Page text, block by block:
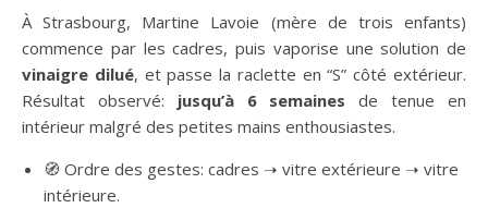
À Strasbourg, Martine Lavoie (mère de trois enfants)
commence par les cadres, puis vaporise une solution de
vinaigre dilué, et passe la raclette en “S” côté extérieur.
Résultat observé: jusqu’à 6 semaines de tenue en
intérieur malgré des petites mains enthousiastes.
🧭 Ordre des gestes: cadres ➝ vitre extérieure ➝ vitre
intérieure.